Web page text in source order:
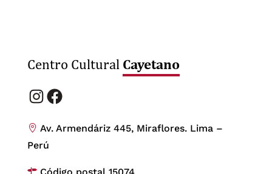
Centro Cultural Cayetano
Instagram
Facebook
Av. Armendáriz 445, Miraflores. Lima –
Perú